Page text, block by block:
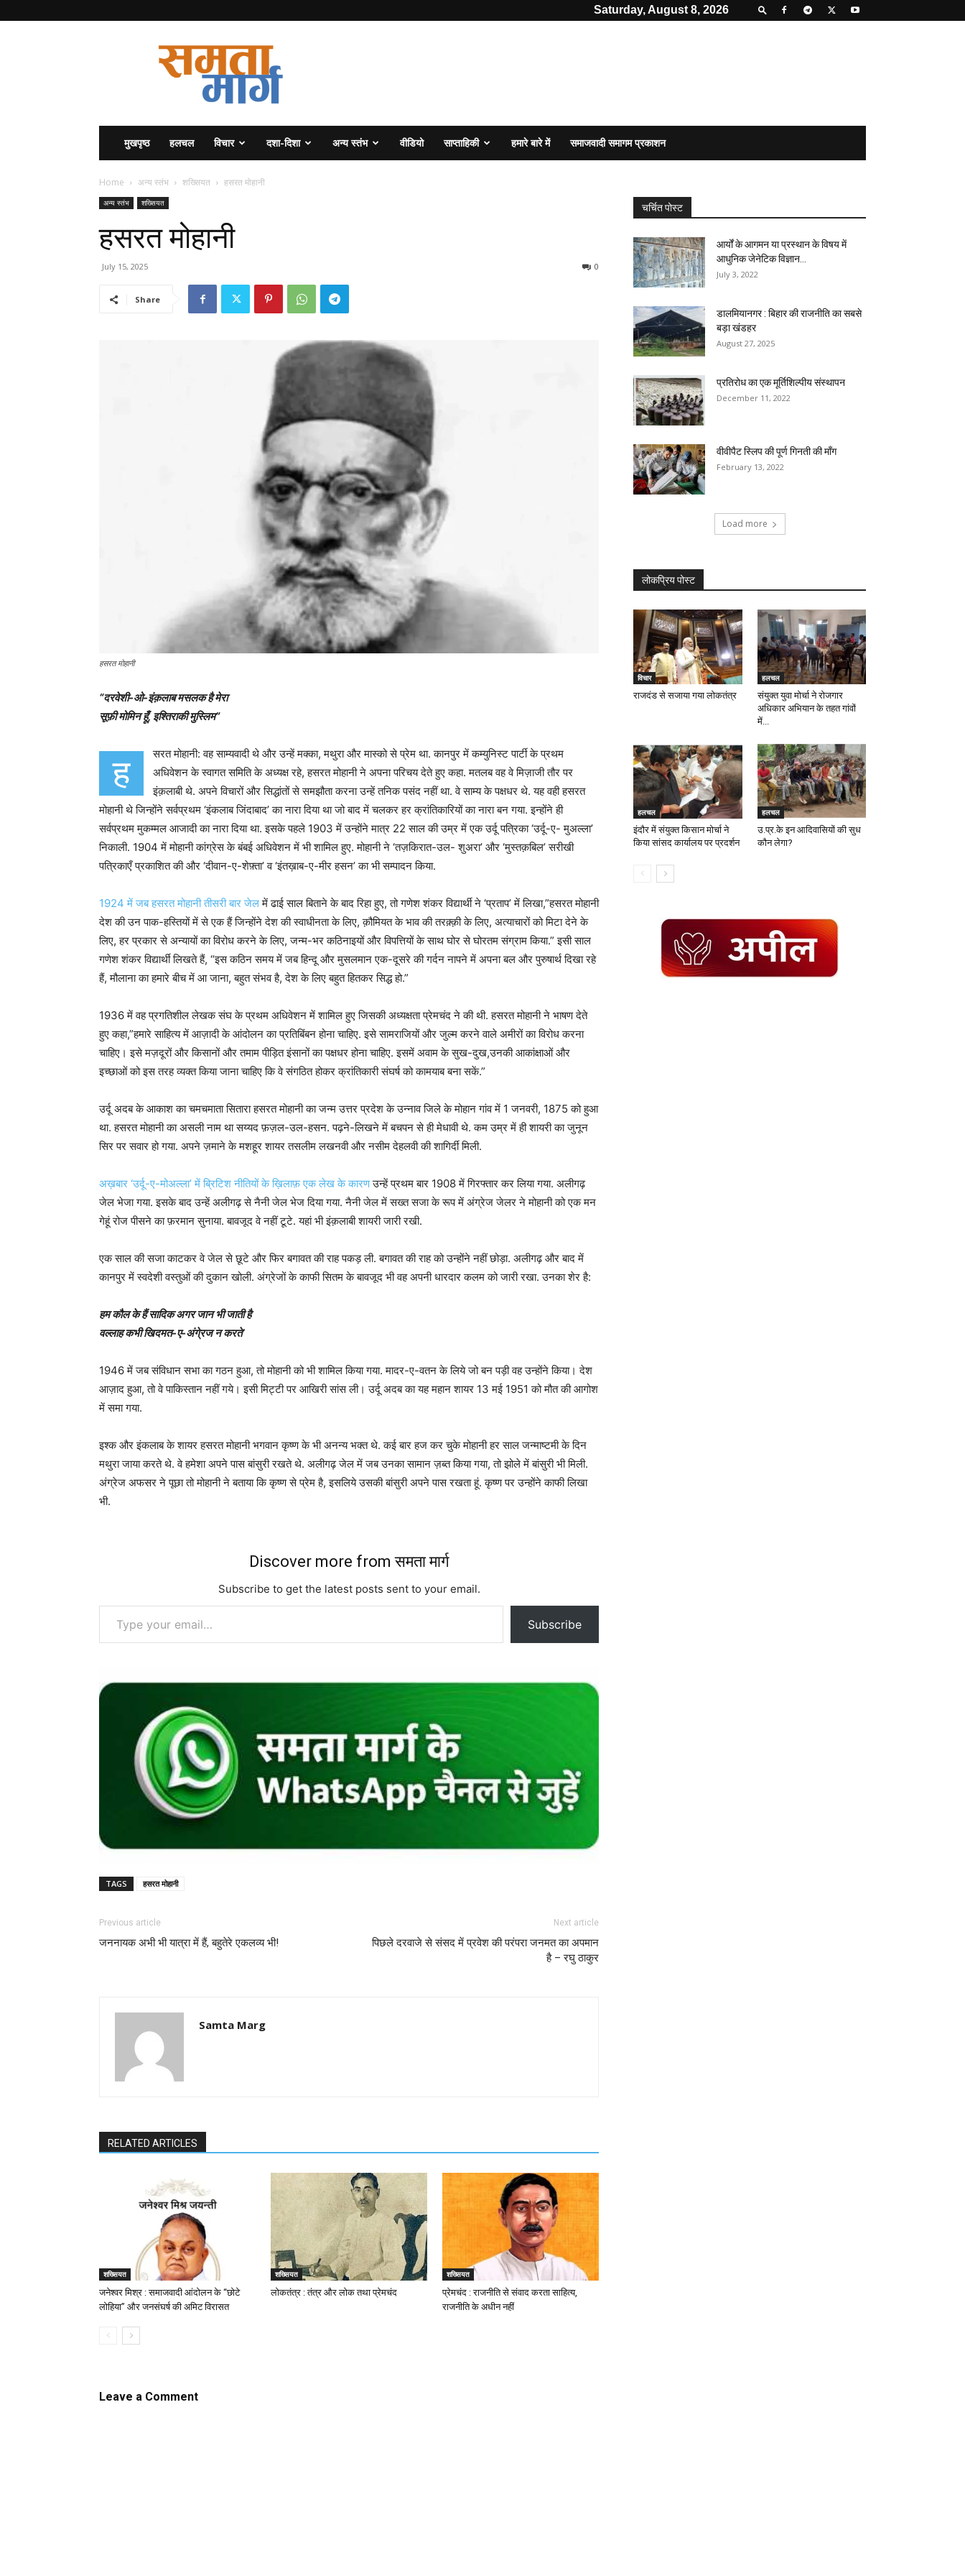
Saturday, August 8, 2026
मुखपृष्ठ हलचल विचार दशा-दिशा अन्य स्तंभ वीडियो साप्ताहिकी हमारे बारे में समाजवादी समागम प्रकाशन
Home अन्य स्तंभ शख्सियत हसरत मोहानी
अन्य स्तंभ शख्सियत
हसरत मोहानी
July 15, 2025 0
Share
हसरत मोहानी
“दरवेशी-ओ-इंक़लाब मसलक है मेरा
सूफ़ी मोमिन हूँ, इश्तिराकी मुस्लिम”
ह
सरत मोहानी: वह साम्यवादी थे और उन्हें मक्का, मथुरा और मास्को से प्रेम था. कानपुर में कम्युनिस्ट पार्टी के प्रथम
अधिवेशन के स्वागत समिति के अध्यक्ष रहे, हसरत मोहानी ने अपना परिचय देते हुए कहा. मतलब वह वे मिज़ाजी तौर पर
इंक़लाबी थे. अपने विचारों और सिद्धांतों से समझौता करना उन्हें तनिक पसंद नहीं था. वे साम्य के पक्षधर थे. यह वही हसरत
मोहानी थे जिन्होंने सर्वप्रथम ‘इंकलाब जिंदाबाद’ का नारा दिया था जो बाद में चलकर हर क्रांतिकारियों का नारा बन गया. इन्होंने ही
सर्वप्रथम मुकम्मल आजादी का नारा दिया था. इसके पहले 1903 में उन्होंने मात्र 22 साल की उम्र में एक उर्दू पत्रिका ‘उर्दू-ए- मुअल्ला’
निकाली. 1904 में मोहानी कांग्रेस के बंबई अधिवेशन में भी शामिल हुए. मोहानी ने ‘तज़किरात-उल- शुअरा’ और ‘मुस्तक़बिल’ सरीखी
पत्रिकाएँ प्रकाशित की और ‘दीवान-ए-शेफ़्ता’ व ‘इंतख़ाब-ए-मीर हसन’ का भी सम्पादन किया.
1924 में जब हसरत मोहानी तीसरी बार जेलमें ढाई साल बिताने के बाद रिहा हुए, तो गणेश शंकर विद्यार्थी ने ‘प्रताप’ में लिखा,”हसरत मोहानी
देश की उन पाक-हस्तियों में से एक हैं जिन्होंने देश की स्वाधीनता के लिए, क़ौमियत के भाव की तरक़्क़ी के लिए, अत्याचारों को मिटा देने के
लिए, हर प्रकार से अन्यायों का विरोध करने के लिए, जन्म-भर कठिनाइयों और विपत्तियों के साथ घोर से घोरतम संग्राम किया.” इसी साल
गणेश शंकर विद्यार्थी लिखते हैं, “इस कठिन समय में जब हिन्दू और मुसलमान एक-दूसरे की गर्दन नापने में अपना बल और पुरुषार्थ दिखा रहे
हैं, मौलाना का हमारे बीच में आ जाना, बहुत संभव है, देश के लिए बहुत हितकर सिद्ध हो.”
1936 में वह प्रगतिशील लेखक संघ के प्रथम अधिवेशन में शामिल हुए जिसकी अध्यक्षता प्रेमचंद ने की थी. हसरत मोहानी ने भाषण देते
हुए कहा,”हमारे साहित्य में आज़ादी के आंदोलन का प्रतिबिंबन होना चाहिए. इसे सामराजियों और जुल्म करने वाले अमीरों का विरोध करना
चाहिए। इसे मज़दूरों और किसानों और तमाम पीड़ित इंसानों का पक्षधर होना चाहिए. इसमें अवाम के सुख-दुख,उनकी आकांक्षाओं और
इच्छाओं को इस तरह व्यक्त किया जाना चाहिए कि वे संगठित होकर क्रांतिकारी संघर्ष को कामयाब बना सकें.”
उर्दू अदब के आकाश का चमचमाता सितारा हसरत मोहानी का जन्म उत्तर प्रदेश के उन्नाव जिले के मोहान गांव में 1 जनवरी, 1875 को हुआ
था. हसरत मोहानी का असली नाम था सय्यद फ़ज़ल-उल-हसन. पढ़ने-लिखने में बचपन से ही मेधावी थे. कम उम्र में ही शायरी का जुनून
सिर पर सवार हो गया. अपने ज़माने के मशहूर शायर तसलीम लखनवी और नसीम देहलवी की शागिर्दी मिली.
अख़बार ‘उर्दू-ए-मोअल्ला’ में ब्रिटिश नीतियों के ख़िलाफ़ एक लेख के कारणउन्हें प्रथम बार 1908 में गिरफ्तार कर लिया गया. अलीगढ़
जेल भेजा गया. इसके बाद उन्हें अलीगढ़ से नैनी जेल भेज दिया गया. नैनी जेल में सख्त सजा के रूप में अंग्रेज जेलर ने मोहानी को एक मन
गेहूं रोज पीसने का फ़रमान सुनाया. बावजूद वे नहीं टूटे. यहां भी इंक़लाबी शायरी जारी रखी.
एक साल की सजा काटकर वे जेल से छूटे और फिर बगावत की राह पकड़ ली. बगावत की राह को उन्होंने नहीं छोड़ा. अलीगढ़ और बाद में
कानपुर में स्वदेशी वस्तुओं की दुकान खोली. अंग्रेजों के काफी सितम के बावजूद भी वह अपनी धारदार कलम को जारी रखा. उनका शेर है:
हम कौल के हैं सादिक अगर जान भी जाती है
वल्लाह कभी खिदमत-ए-अंगे्रज न करते’
1946 में जब संविधान सभा का गठन हुआ, तो मोहानी को भी शामिल किया गया. मादर-ए-वतन के लिये जो बन पड़ी वह उन्होंने किया। देश
आज़ाद हुआ, तो वे पाकिस्तान नहीं गये। इसी मिट्टी पर आखिरी सांस ली। उर्दू अदब का यह महान शायर 13 मई 1951 को मौत की आगोश
में समा गया.
इश्क और इंकलाब के शायर हसरत मोहानी भगवान कृष्ण के भी अनन्य भक्त थे. कई बार हज कर चुके मोहानी हर साल जन्माष्टमी के दिन
मथुरा जाया करते थे. वे हमेशा अपने पास बांसुरी रखते थे. अलीगढ़ जेल में जब उनका सामान ज़ब्त किया गया, तो झोले में बांसुरी भी मिली.
अंग्रेज अफसर ने पूछा तो मोहानी ने बताया कि कृष्ण से प्रेम है, इसलिये उसकी बांसुरी अपने पास रखता हूं. कृष्ण पर उन्होंने काफी लिखा
भी.
Discover more from समता मार्ग
Subscribe to get the latest posts sent to your email.
Type your email…
Subscribe
TAGS हसरत मोहानी
Previous article
जननायक अभी भी यात्रा में हैं, बहुतेरे एकलव्य भी!
Next article
पिछले दरवाजे से संसद में प्रवेश की परंपरा जनमत का अपमान
है – रघु ठाकुर
Samta Marg
RELATED ARTICLES
शख्सियत
जनेश्वर मिश्र : समाजवादी आंदोलन के “छोटे
लोहिया” और जनसंघर्ष की अमिट विरासत
शख्सियत
लोकतंत्र : तंत्र और लोक तथा प्रेमचंद
शख्सियत
प्रेमचंद : राजनीति से संवाद करता साहित्य,
राजनीति के अधीन नहीं
Leave a Comment
चर्चित पोस्ट
आर्यों के आगमन या प्रस्थान के विषय में
आधुनिक जेनेटिक विज्ञान...
July 3, 2022
डालमियानगर : बिहार की राजनीति का सबसे
बड़ा खंडहर
August 27, 2025
प्रतिरोध का एक मूर्तिशिल्पीय संस्थापन
December 11, 2022
वीवीपैट स्लिप की पूर्ण गिनती की मॉंग
February 13, 2022
Load more
लोकप्रिय पोस्ट
विचार
राजदंड से सजाया गया लोकतंत्र
हलचल
संयुक्त युवा मोर्चा ने रोजगार
अधिकार अभियान के तहत गांवों
में...
हलचल
इंदौर में संयुक्त किसान मोर्चा ने
किया सांसद कार्यालय पर प्रदर्शन
हलचल
उ.प्र.के इन आदिवासियों की सुध
कौन लेगा?